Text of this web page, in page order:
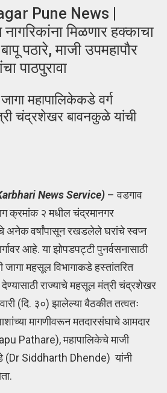
Pune News |
मिळणार हक्‍काचा
पठारे, माजी उपमहापौर
पाठपुरावा
महापालिकेकडे वर्ग
चंद्रशेखर बावनकुळे यांची
News Service) – वडगाव
क्रमांक २ मधील चंद्रमानगर
अनेक वर्षांपासून रखडलेले घरांचे स्वप्न
आहे. या झोपडपट्टी पुनर्वसनासाठी
जागा महसूल विभागाकडे हस्तांतरित
राज्याचे महसूल मंत्री चंद्रशेखर
(दि. ३०) झालेल्या बैठकीत तत्वतः
मागणीवरून मतदारसंघाचे आमदार
Pathare), महापालिकेचे माजी
धेंडे (Dr Siddharth Dhende) यांनी